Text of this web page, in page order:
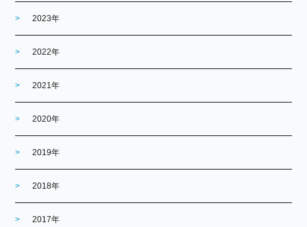
2023年
2022年
2021年
2020年
2019年
2018年
2017年